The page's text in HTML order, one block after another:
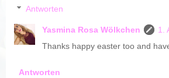
Antworten
Yasmina Rosa Wölkchen
1.
Thanks happy easter too and
Antworten